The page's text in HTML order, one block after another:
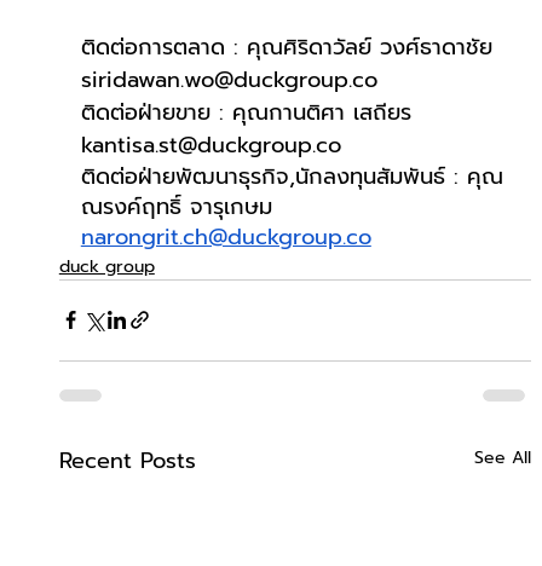
ติดต่อการตลาด : คุณศิริดาวัลย์ วงศ์ธาดาชัย
siridawan.wo@duckgroup.co
ติดต่อฝ่ายขาย : คุณกานติศา เสถียร
kantisa.st@duckgroup.co
ติดต่อฝ่ายพัฒนาธุรกิจ,นักลงทุนสัมพันธ์ : คุณ
ณรงค์ฤทธิ์ จารุเกษม
narongrit.ch@duckgroup.co
duck group
Recent Posts See All